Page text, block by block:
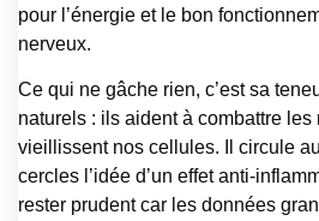
pour l’énergie et le bon
nerveux.
Ce qui ne gâche rien, c’est sa
naturels : ils aident à combattre
vieillissent nos cellules. Il circule
cercles l’idée d’un effet anti-
rester prudent car les données